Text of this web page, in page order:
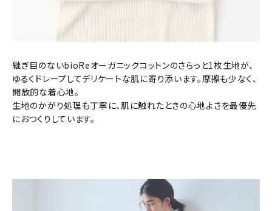
継ぎ目のないbioReオーガニックコットンのさらっと1枚生地が、
ゆるくドレープしてデリケートな肌に寄り添います。摩擦も少なく、
開放的な着心地。
生地のかがり処理も丁寧に、肌に触れたときの心地よさを最優先
におつくりしています。